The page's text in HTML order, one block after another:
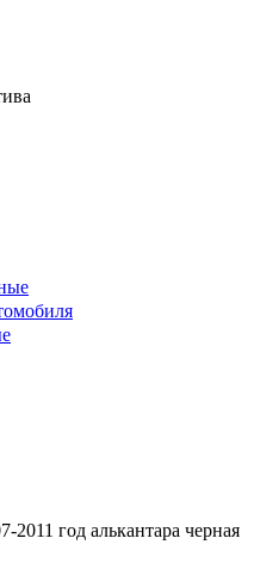
год алькантара черная